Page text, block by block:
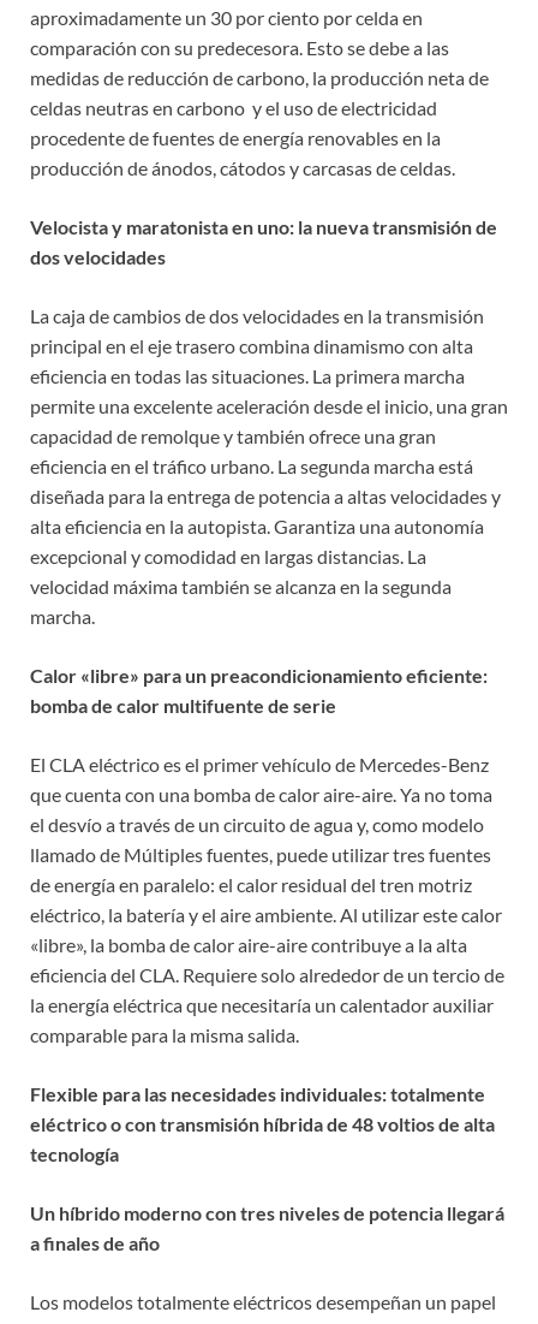
aproximadamente un 30 por ciento por celda en
comparación con su predecesora. Esto se debe a las
medidas de reducción de carbono, la producción neta de
celdas neutras en carbono y el uso de electricidad
procedente de fuentes de energía renovables en la
producción de ánodos, cátodos y carcasas de celdas.
Velocista y maratonista en uno: la nueva transmisión de
dos velocidades
La caja de cambios de dos velocidades en la transmisión
principal en el eje trasero combina dinamismo con alta
eficiencia en todas las situaciones. La primera marcha
permite una excelente aceleración desde el inicio, una gran
capacidad de remolque y también ofrece una gran
eficiencia en el tráfico urbano. La segunda marcha está
diseñada para la entrega de potencia a altas velocidades y
alta eficiencia en la autopista. Garantiza una autonomía
excepcional y comodidad en largas distancias. La
velocidad máxima también se alcanza en la segunda
marcha.
Calor «libre» para un preacondicionamiento eficiente:
bomba de calor multifuente de serie
El CLA eléctrico es el primer vehículo de Mercedes-Benz
que cuenta con una bomba de calor aire-aire. Ya no toma
el desvío a través de un circuito de agua y, como modelo
llamado de Múltiples fuentes, puede utilizar tres fuentes
de energía en paralelo: el calor residual del tren motriz
eléctrico, la batería y el aire ambiente. Al utilizar este calor
«libre», la bomba de calor aire-aire contribuye a la alta
eficiencia del CLA. Requiere solo alrededor de un tercio de
la energía eléctrica que necesitaría un calentador auxiliar
comparable para la misma salida.
Flexible para las necesidades individuales: totalmente
eléctrico o con transmisión híbrida de 48 voltios de alta
tecnología
Un híbrido moderno con tres niveles de potencia llegará
a finales de año
Los modelos totalmente eléctricos desempeñan un papel